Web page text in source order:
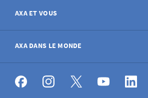
AXA ET VOUS
Contact
Déclarer sinistre
AXA DANS LE MONDE
AXA dans le monde